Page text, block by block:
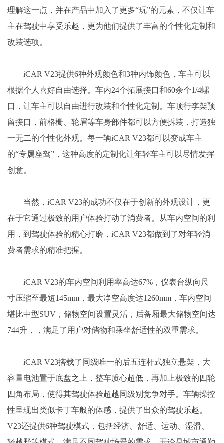
理解这一点，并在产品中加入了更多“玩”的元素，不仅让车
主在驾驶中享受乐趣，更为他们提供了丰富的个性化定制和
改装选项。
iCAR V23提供6种外观颜色和3种内饰颜色，车主可以
根据个人喜好自由选择。车内24个拓展接口和60余个1/4螺
口，让车主可以自由进行改装和个性化定制。车顶行李架预
留接口，前格栅、轮眉等车身部件都可以方便拆装，打造独
一无二的个性化外观。每一辆iCAR V23都可以变成车主
的“专属座驾”，这种高度的定制化让年轻车主可以尽情发挥
创意。
当然，iCAR V23的成功不仅在于创新的外观设计，更
在于它通过极致的用户体验打动了消费者。从车内空间的利
用，到驾驶体验的精心打磨，iCAR V23都做到了对年轻消
费者需求的精准把握。
iCAR V23的车内空间利用率高达67%，仪表台纵向尺
寸压缩至最短145mm，最大净空高度达1260mm，车内空间
堪比中型SUV，储物空间设置灵活，后备厢最大储物空间达
744升，，满足了用户对储物和乘坐舒适性的双重需求。
iCAR V23搭载了同级唯一的后五连杆式独立悬架，大
容量电池置于底盘之上，整车质心超低，再加上极致的四轮
四角布局，使得其驾驶体验超越同级别竞争对手。车辆操控
性呈现出类似卡丁车般的体感，提供了出众的驾驶乐趣。
V23还提供6种驾驶模式，包括经济、舒适、运动、湿滑、